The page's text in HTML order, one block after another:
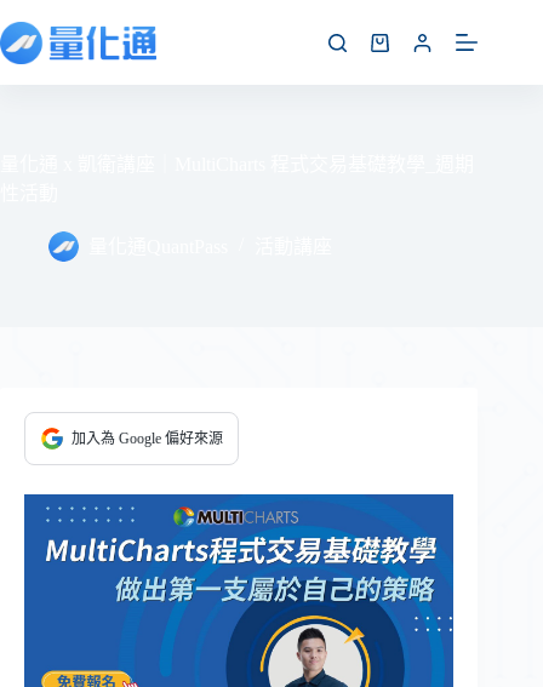
加入為 Google 偏好來源